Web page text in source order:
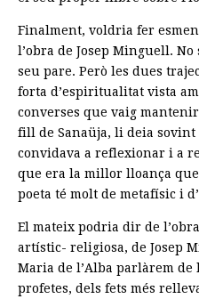
Finalment, voldria fer
l’obra de Josep Minguell. No
seu pare. Però les dues
forta d’espiritualitat vista
converses que vaig
fill de Sanaüja, li deia sovint
convidava a reflexionar i a
que era la millor lloança
poeta té molt de metafísic i
El mateix podria dir de
artístic- religiosa, de Josep
Maria de l’Alba parlàrem de
profetes, dels fets més